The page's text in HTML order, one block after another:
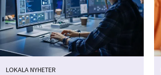
LOKALA NYHETER